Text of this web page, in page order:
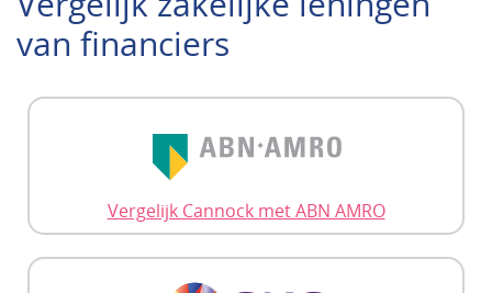
van financiers
Vergelijk Cannock met ABN AMRO